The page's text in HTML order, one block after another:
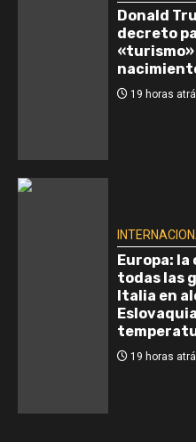
Donald
decreto
«turismo»
19 horas
Europa: la
todas las
Italia en
19 horas